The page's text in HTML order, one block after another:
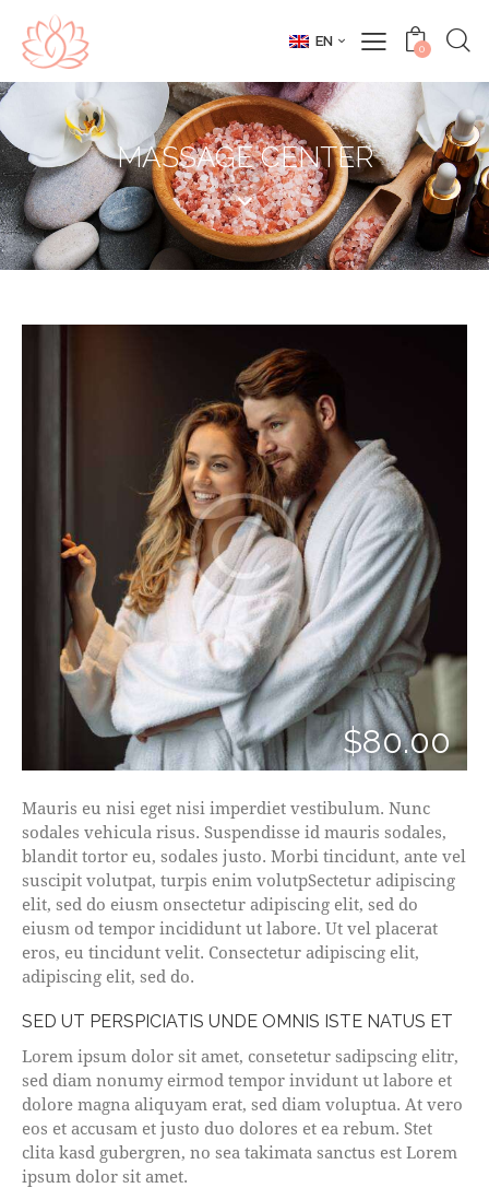
EN 0
MASSAGE CENTER
$80.00
Mauris eu nisi eget nisi imperdiet vestibulum. Nunc
sodales vehicula risus. Suspendisse id mauris sodales,
blandit tortor eu, sodales justo. Morbi tincidunt, ante vel
suscipit volutpat, turpis enim volutpSectetur adipiscing
elit, sed do eiusm onsectetur adipiscing elit, sed do
eiusm od tempor incididunt ut labore. Ut vel placerat
eros, eu tincidunt velit. Consectetur adipiscing elit,
adipiscing elit, sed do.
SED UT PERSPICIATIS UNDE OMNIS ISTE NATUS ET
Lorem ipsum dolor sit amet, consetetur sadipscing elitr,
sed diam nonumy eirmod tempor invidunt ut labore et
dolore magna aliquyam erat, sed diam voluptua. At vero
eos et accusam et justo duo dolores et ea rebum. Stet
clita kasd gubergren, no sea takimata sanctus est Lorem
ipsum dolor sit amet.